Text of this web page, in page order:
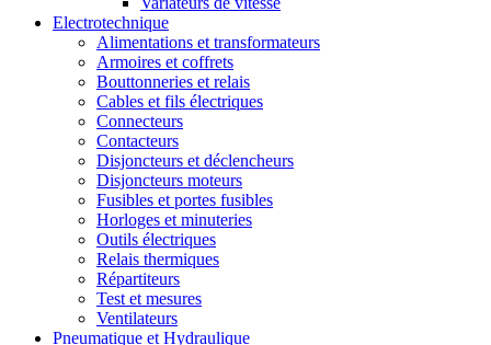
Electrotechnique
Alimentations et transformateurs
Armoires et coffrets
Bouttonneries et relais
Cables et fils électriques
Connecteurs
Contacteurs
Disjoncteurs et déclencheurs
Disjoncteurs moteurs
Fusibles et portes fusibles
Horloges et minuteries
Outils électriques
Relais thermiques
Répartiteurs
Test et mesures
Ventilateurs
Pneumatique et Hydraulique